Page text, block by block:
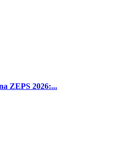
ZEPS 2026:...